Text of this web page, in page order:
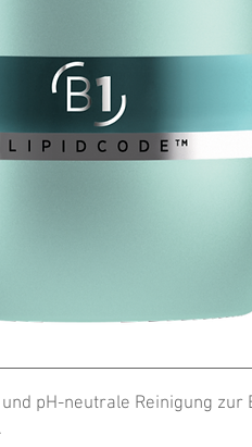
pH-neutrale Reinigung zur